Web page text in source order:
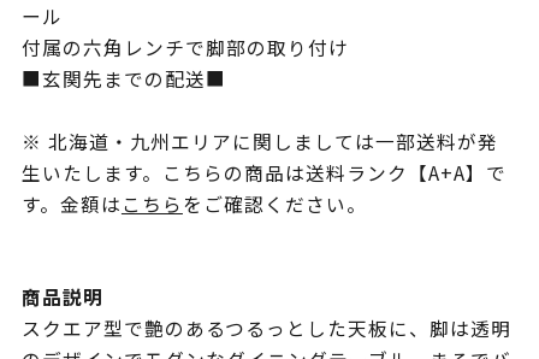
ール
付属の六角レンチで脚部の取り付け
■玄関先までの配送■
※ 北海道・九州エリアに関しましては一部送料が発
生いたします。こちらの商品は送料ランク【A+A】で
す。金額はこちらをご確認ください。
商品説明
スクエア型で艶のあるつるっとした天板に、脚は透明